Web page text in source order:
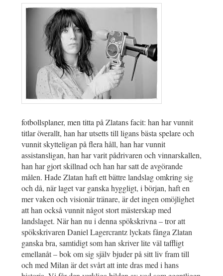
fotbollsplaner, men titta på Zlatans facit: han har vunnit
titlar överallt, han har utsetts till ligans bästa spelare och
vunnit skytteligan på flera håll, han har vunnit
assistansligan, han har varit pådrivaren och vinnarskallen,
han har gjort skillnad och han har satt de avgörande
målen. Hade Zlatan haft ett bättre landslag omkring sig
och då, när laget var ganska hyggligt, i början, haft en
mer vaken och visionär tränare, är det ingen omöjlighet
att han också vunnit något stort mästerskap med
landslaget. När han nu i denna spökskrivna – tror att
spökskrivaren Daniel Lagercrantz lyckats fånga Zlatan
ganska bra, samtidigt som han skriver lite väl taffligt
emellanåt – bok om sig själv bjuder på sitt liv fram till
och med Milan är det svårt att inte dras med i hans